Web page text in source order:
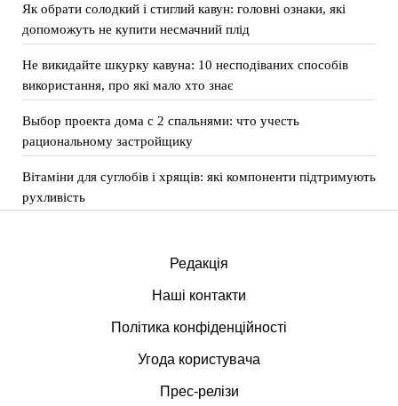
Як обрати солодкий і стиглий кавун: головні ознаки, які
допоможуть не купити несмачний плід
Не викидайте шкурку кавуна: 10 несподіваних способів
використання, про які мало хто знає
Выбор проекта дома с 2 спальнями: что учесть
рациональному застройщику
Вітаміни для суглобів і хрящів: які компоненти підтримують
рухливість
Редакція
Наші контакти
Політика конфіденційності
Угода користувача
Прес-релізи